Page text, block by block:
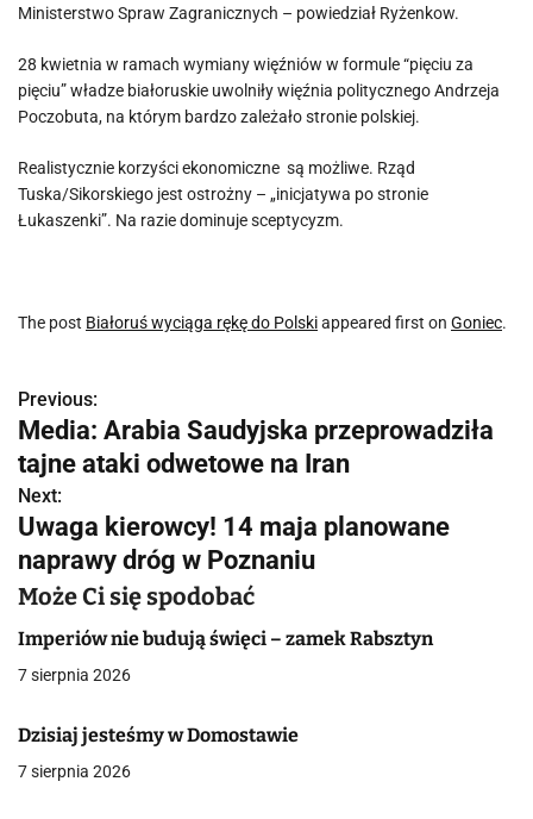
Ministerstwo Spraw Zagranicznych – powiedział Ryżenkow.
28 kwietnia w ramach wymiany więźniów w formule “pięciu za
pięciu” władze białoruskie uwolniły więźnia politycznego Andrzeja
Poczobuta, na którym bardzo zależało stronie polskiej.
Realistycznie korzyści ekonomiczne są możliwe. Rząd
Tuska/Sikorskiego jest ostrożny – „inicjatywa po stronie
Łukaszenki”. Na razie dominuje sceptycyzm.
The post Białoruś wyciąga rękę do Polskiappeared first on Goniec.
N
a
w
i
g
a
c
j
a
Previous:
Media: Arabia Saudyjska przeprowadziła
tajne ataki odwetowe na Iran
Next:
Uwaga kierowcy! 14 maja planowane
naprawy dróg w Poznaniu
Może Ci się spodobać
Imperiów nie budują święci – zamek Rabsztyn
7 sierpnia 2026
Dzisiaj jesteśmy w Domostawie
7 sierpnia 2026